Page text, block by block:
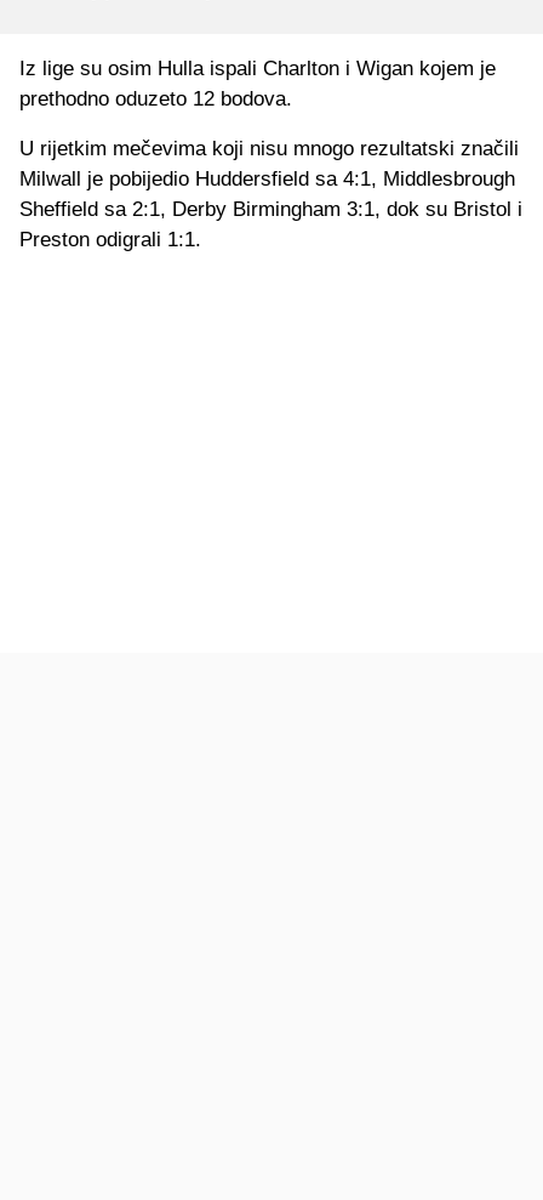
Iz lige su osim Hulla ispali Charlton i Wigan kojem je
prethodno oduzeto 12 bodova.
U rijetkim mečevima koji nisu mnogo rezultatski značili
Milwall je pobijedio Huddersfield sa 4:1, Middlesbrough
Sheffield sa 2:1, Derby Birmingham 3:1, dok su Bristol i
Preston odigrali 1:1.